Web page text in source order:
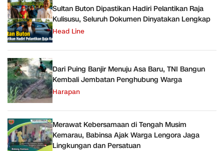
Sultan Buton Dipastikan Hadiri Pelantikan Raja
Kulisusu, Seluruh Dokumen Dinyatakan Lengkap
Head Line
Dari Puing Banjir Menuju Asa Baru, TNI Bangun
Kembali Jembatan Penghubung Warga
Harapan
Merawat Kebersamaan di Tengah Musim
Kemarau, Babinsa Ajak Warga Lengora Jaga
Lingkungan dan Persatuan